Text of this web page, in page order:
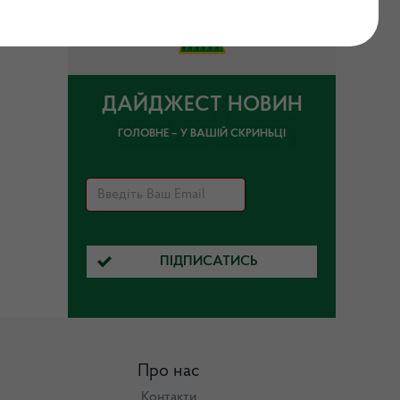
ДАЙДЖЕСТ НОВИН
ГОЛОВНЕ – У ВАШІЙ СКРИНЬЦІ
ПІДПИСАТИСЬ
Про нас